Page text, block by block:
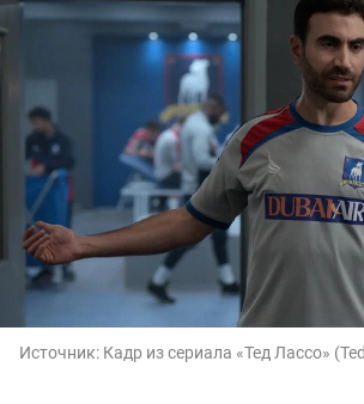
Источник: Кадр из сериала «Тед Лассо»